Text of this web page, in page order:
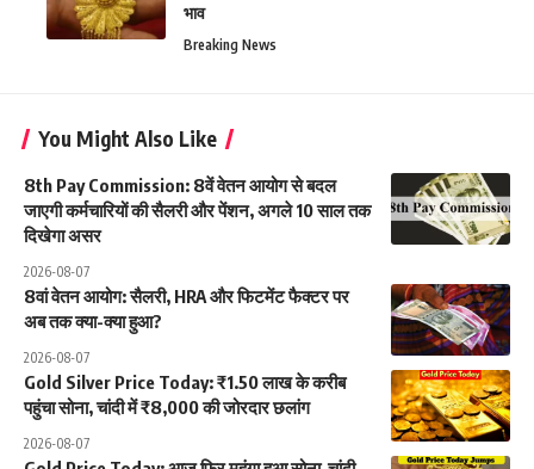
भाव
Breaking News
You Might Also Like
8th Pay Commission: 8वें वेतन आयोग से बदल
जाएगी कर्मचारियों की सैलरी और पेंशन, अगले 10 साल तक
दिखेगा असर
2026-08-07
8वां वेतन आयोग: सैलरी, HRA और फिटमेंट फैक्टर पर
अब तक क्या-क्या हुआ?
2026-08-07
Gold Silver Price Today: ₹1.50 लाख के करीब
पहुंचा सोना, चांदी में ₹8,000 की जोरदार छलांग
2026-08-07